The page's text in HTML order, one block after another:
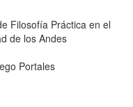
Filosofía Práctica en el
de los Andes
Portales